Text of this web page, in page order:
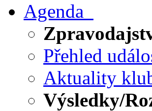
Agenda
Přehled
Aktuality
Výsledky/